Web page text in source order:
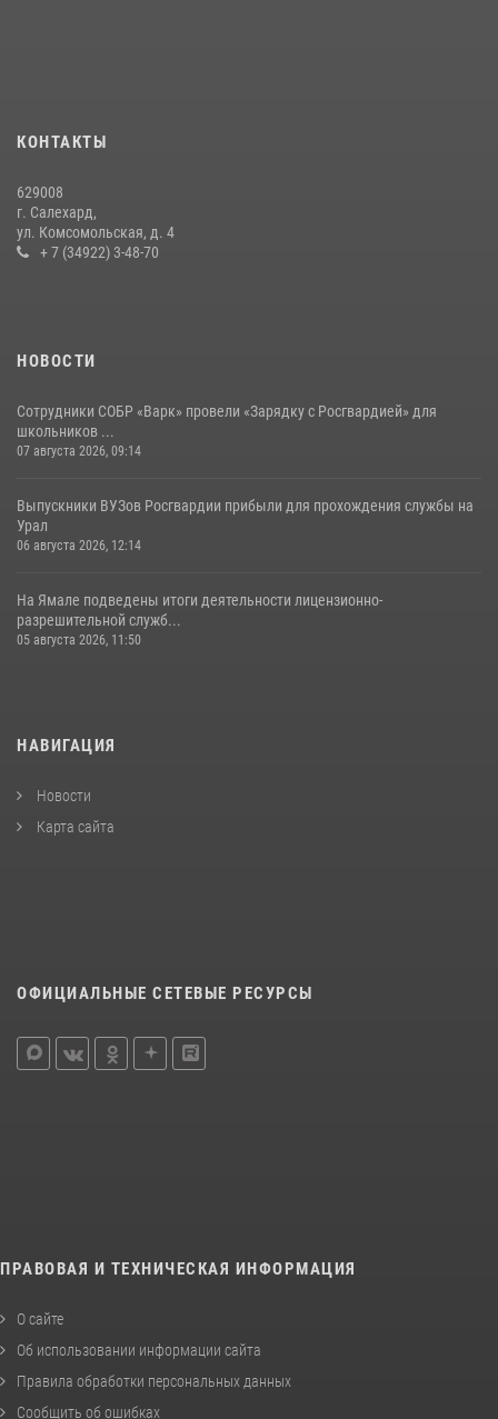
20 июля 2026, 09:03
КОНТАКТЫ
629008
г. Салехард,
ул. Комсомольская, д. 4
+ 7 (34922) 3-48-70
НОВОСТИ
Сотрудники СОБР «Варк» провели «Зарядку с Росгвардией» для
школьников ...
07 августа 2026, 09:14
Выпускники ВУЗов Росгвардии прибыли для прохождения службы на
Урал
06 августа 2026, 12:14
На Ямале подведены итоги деятельности лицензионно-
разрешительной служб...
05 августа 2026, 11:50
НАВИГАЦИЯ
Новости
Карта сайта
ОФИЦИАЛЬНЫЕ СЕТЕВЫЕ РЕСУРСЫ
ПРАВОВАЯ И ТЕХНИЧЕСКАЯ ИНФОРМАЦИЯ
О сайте
Об использовании информации сайта
Правила обработки персональных данных
Сообщить об ошибках